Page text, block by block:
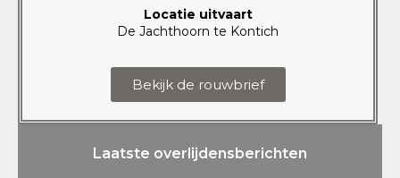
Locatie uitvaart
De Jachthoorn te Kontich
Bekijk de rouwbrief
Laatste overlijdensberichten